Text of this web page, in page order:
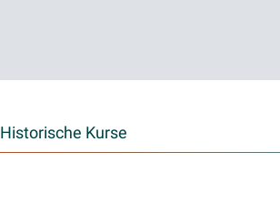
Historische Kurse